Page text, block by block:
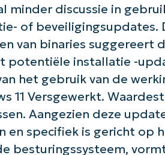
minder discussie in
of beveiligingsupdates.
van binaries suggereert
potentiële installatie -
het gebruik van de
11 Versgewerkt.
Aangezien deze
en specifiek is gericht op
besturingssysteem,